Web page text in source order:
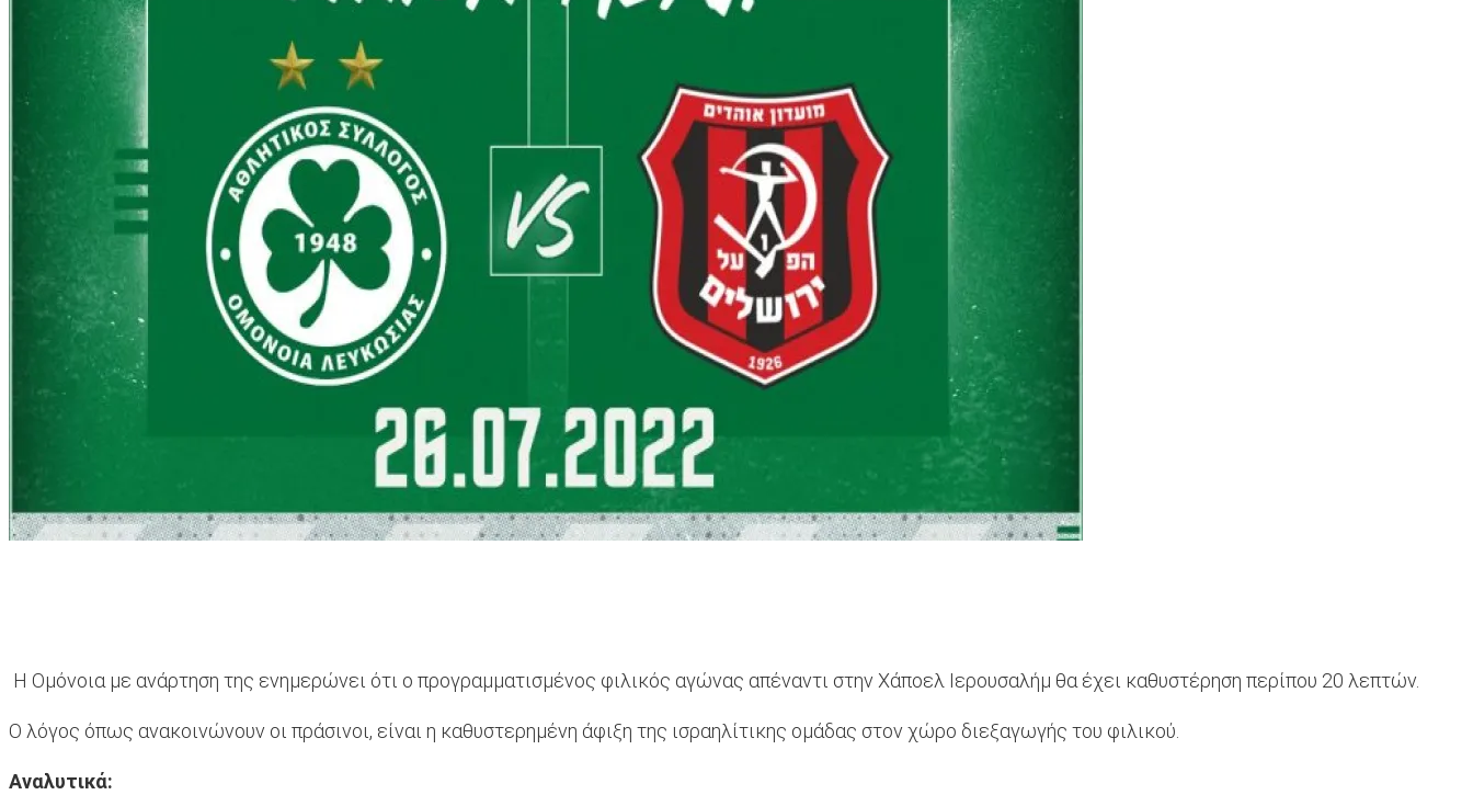
Η Ομόνοια με ανάρτηση της ενημερώνει ότι ο προγραμματισμένος φιλικός αγώνας απέναντι στην Χάποελ Ιερουσαλήμ θα έχει καθυστέρηση περίπου 20 λεπτών.
Ο λόγος όπως ανακοινώνουν οι πράσινοι, είναι η καθυστερημένη άφιξη της ισραηλίτικης ομάδας στον χώρο διεξαγωγής του φιλικού.
Αναλυτικά: